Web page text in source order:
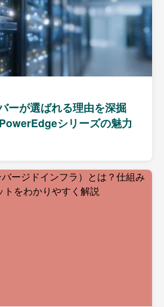
ーが選ばれる理由を深掘
シリーズの魅力